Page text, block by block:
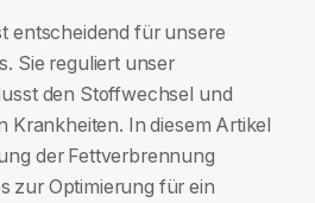
entscheidend für unsere
Sie reguliert unser
den Stoffwechsel und
Krankheiten. In diesem Artikel
der Fettverbrennung
zur Optimierung für ein